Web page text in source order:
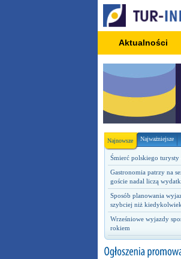
Aktualności
Najnowsze Najważniejsze
Śmierć polskiego
Gastronomia patrzy na
goście nadal liczą
Sposób planowania
szybciej niż kiedykolwiek
Wrześniowe wyjazdy
rokiem